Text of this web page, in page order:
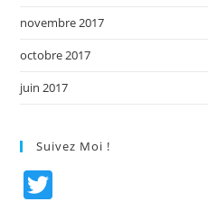
novembre 2017
octobre 2017
juin 2017
Suivez Moi !